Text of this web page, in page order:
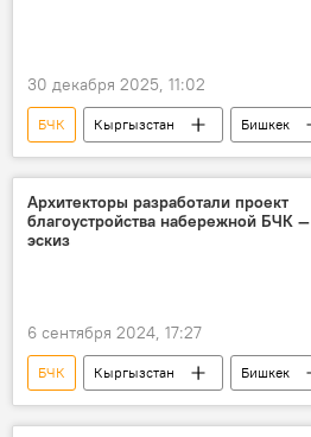
30 декабря 2025, 11:02
БЧК Кыргызстан
Бишкек
МП "Тазалык"
мэрия
чрезвычайное происшествие
Архитекторы разработали проект
благоустройства набережной БЧК —
эскиз
6 сентября 2024, 17:27
БЧК Кыргызстан
Бишкек
набережная
архитектура